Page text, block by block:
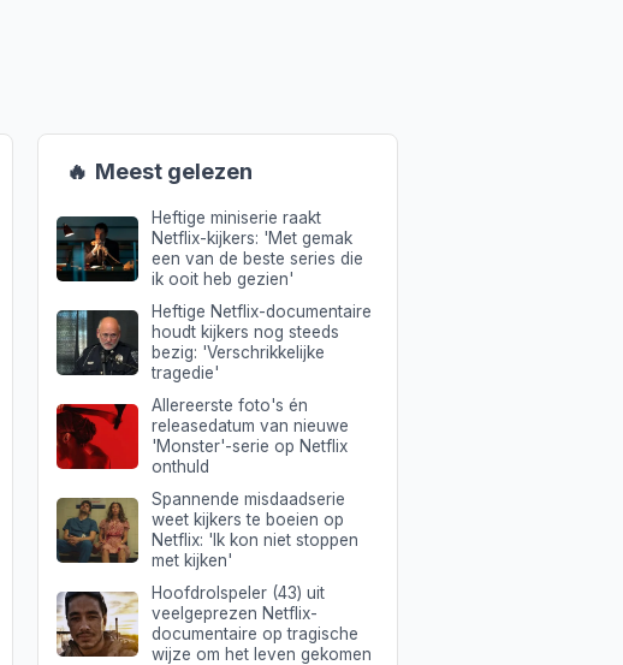
🔥 Meest gelezen
Heftige miniserie raakt
Netflix-kijkers: 'Met gemak
een van de beste series die
ik ooit heb gezien'
Heftige Netflix-documentaire
houdt kijkers nog steeds
bezig: 'Verschrikkelijke
tragedie'
Allereerste foto's én
releasedatum van nieuwe
'Monster'-serie op Netflix
onthuld
Spannende misdaadserie
weet kijkers te boeien op
Netflix: 'Ik kon niet stoppen
met kijken'
Hoofdrolspeler (43) uit
veelgeprezen Netflix-
documentaire op tragische
wijze om het leven gekomen